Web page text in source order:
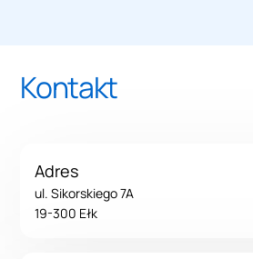
Kontakt
Adres
ul. Sikorskiego 7A
19-300 Ełk